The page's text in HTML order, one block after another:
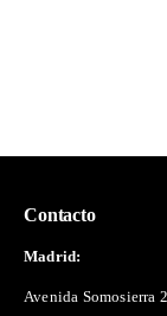
Contacto
Madrid:
Avenida Somosierra